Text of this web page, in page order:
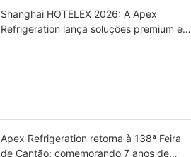
Shanghai HOTELEX 2026: A Apex
Refrigeration lança soluções premium em
Apex Refrigeration retorna à 138ª Feira
de Cantão: comemorando 7 anos de